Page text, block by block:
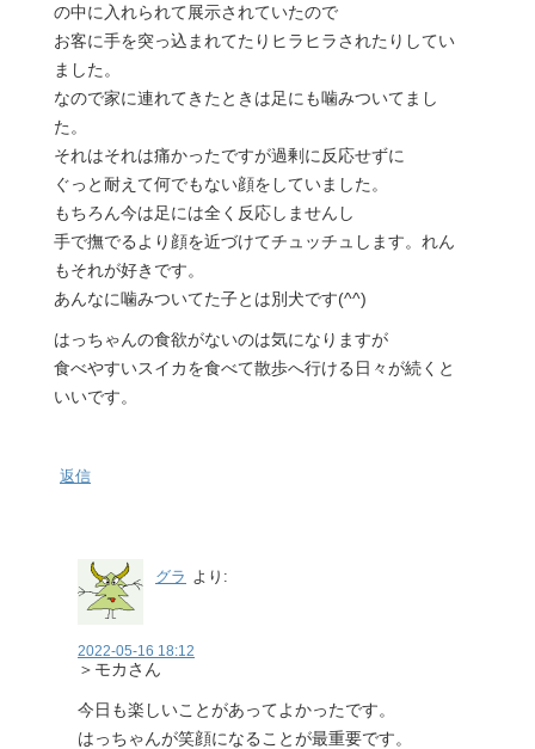
の中に入れられて展示されていたので
お客に手を突っ込まれてたりヒラヒラされたりしてい
ました。
なので家に連れてきたときは足にも噛みついてまし
た。
それはそれは痛かったですが過剰に反応せずに
ぐっと耐えて何でもない顔をしていました。
もちろん今は足には全く反応しませんし
手で撫でるより顔を近づけてチュッチュします。れん
もそれが好きです。
あんなに噛みついてた子とは別犬です(^^)
はっちゃんの食欲がないのは気になりますが
食べやすいスイカを食べて散歩へ行ける日々が続くと
いいです。
返信
グラ より:
2022-05-16 18:12
＞モカさん
今日も楽しいことがあってよかったです。
はっちゃんが笑顔になることが最重要です。